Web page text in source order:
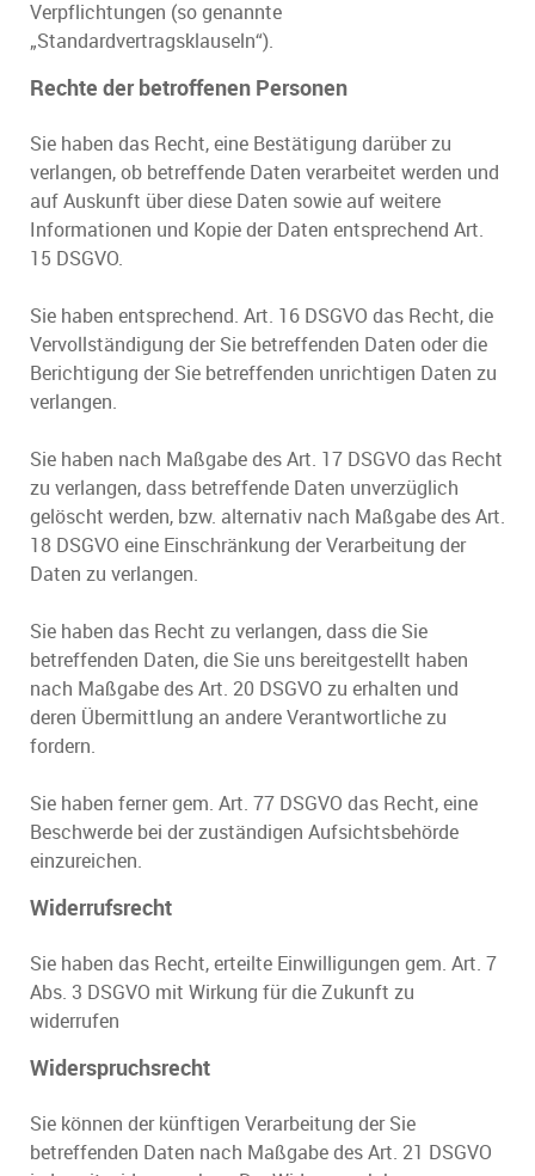
Verpflichtungen (so genannte
„Standardvertragsklauseln“).
Rechte der betroffenen Personen
Sie haben das Recht, eine Bestätigung darüber zu
verlangen, ob betreffende Daten verarbeitet werden und
auf Auskunft über diese Daten sowie auf weitere
Informationen und Kopie der Daten entsprechend Art.
15 DSGVO.
Sie haben entsprechend. Art. 16 DSGVO das Recht, die
Vervollständigung der Sie betreffenden Daten oder die
Berichtigung der Sie betreffenden unrichtigen Daten zu
verlangen.
Sie haben nach Maßgabe des Art. 17 DSGVO das Recht
zu verlangen, dass betreffende Daten unverzüglich
gelöscht werden, bzw. alternativ nach Maßgabe des Art.
18 DSGVO eine Einschränkung der Verarbeitung der
Daten zu verlangen.
Sie haben das Recht zu verlangen, dass die Sie
betreffenden Daten, die Sie uns bereitgestellt haben
nach Maßgabe des Art. 20 DSGVO zu erhalten und
deren Übermittlung an andere Verantwortliche zu
fordern.
Sie haben ferner gem. Art. 77 DSGVO das Recht, eine
Beschwerde bei der zuständigen Aufsichtsbehörde
einzureichen.
Widerrufsrecht
Sie haben das Recht, erteilte Einwilligungen gem. Art. 7
Abs. 3 DSGVO mit Wirkung für die Zukunft zu
widerrufen
Widerspruchsrecht
Sie können der künftigen Verarbeitung der Sie
betreffenden Daten nach Maßgabe des Art. 21 DSGVO